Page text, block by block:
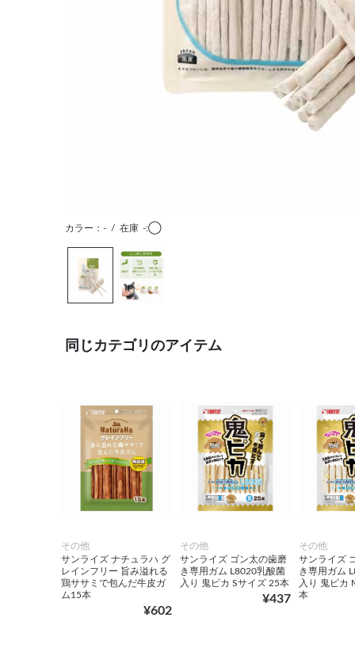
カラー：- / 在庫 -:◯
同じカテゴリのアイテム
その他
サンライズ ナチュラハ グ
レインフリー 旨み溢れる
鶏ササミで包んだ牛皮ガ
ム15本
¥602
その他
サンライズ ゴン太の歯磨
き専用ガム L8020乳酸菌
入り 鬼ピカ Sサイズ 25本
¥437
その他
サンライズ
き専用ガム
入り 鬼ピカ
本